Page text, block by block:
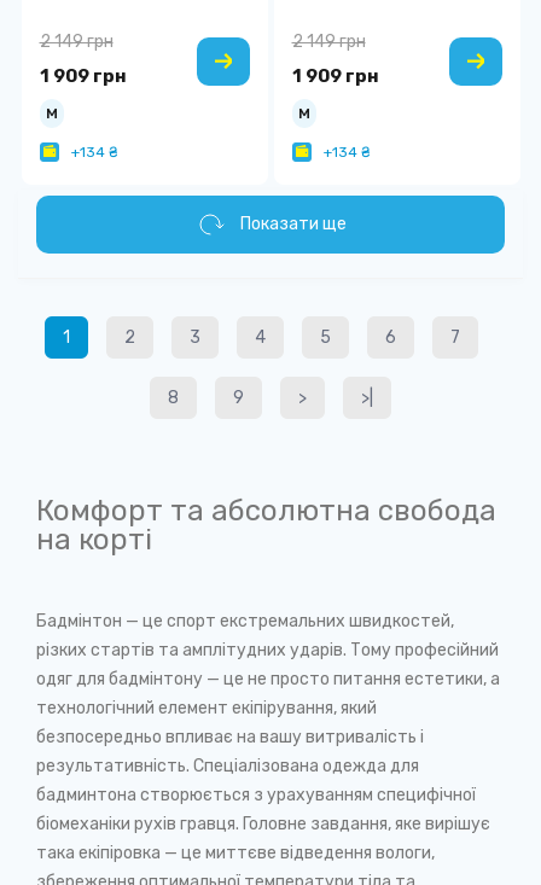
1 909 грн
2 149 грн
M
+134 ₴
1 909 грн
2 149 грн
M
+134 ₴
Показати ще
1 2 3 4 5 6 7
8 9 > >|
Комфорт та абсолютна свобода
на корті
Бадмінтон — це спорт екстремальних швидкостей,
різких стартів та амплітудних ударів. Тому професійний
одяг для бадмінтону — це не просто питання естетики, а
технологічний елемент екіпірування, який
безпосередньо впливає на вашу витривалість і
результативність. Спеціалізована одежда для
бадминтона створюється з урахуванням специфічної
біомеханіки рухів гравця. Головне завдання, яке вирішує
така екіпіровка — це миттєве відведення вологи,